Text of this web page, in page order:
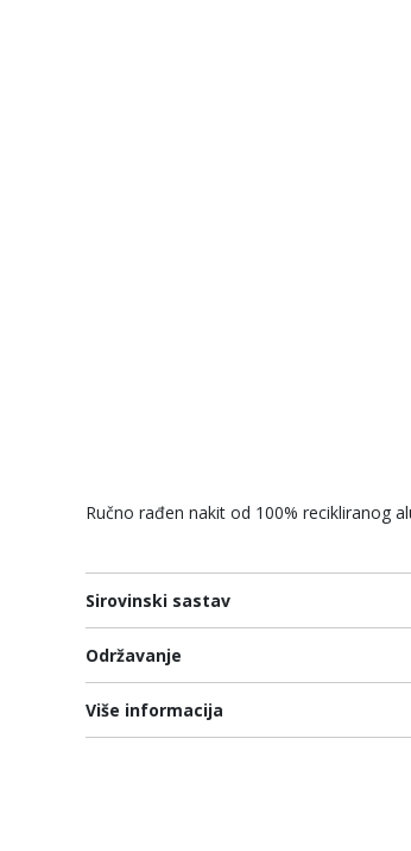
Ručno rađen nakit od 100% recikliranog
Sirovinski sastav
Održavanje
Više informacija